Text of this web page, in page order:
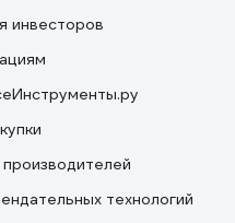
инвесторов
технологий